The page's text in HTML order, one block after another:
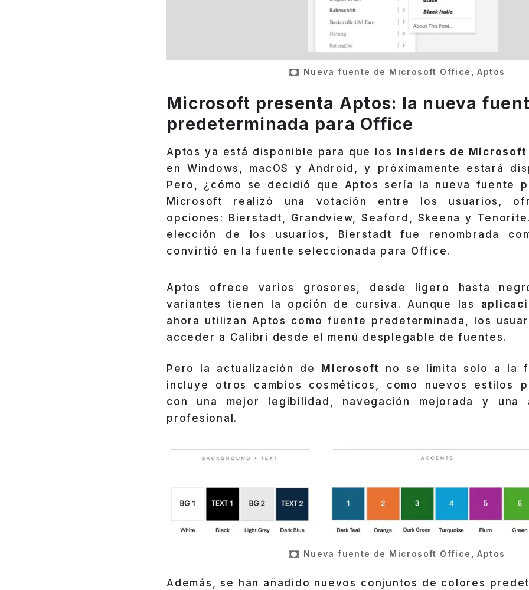
Nueva fuente de Microsoft Office, Aptos
Microsoft presenta Aptos: la nueva
predeterminada para Office
Aptos ya está disponible para que los
Insiders de Microsoft
en Windows, macOS y Android, y próximamente estará
Pero, ¿cómo se decidió que Aptos sería la nueva fuente
Microsoft realizó una votación entre los usuarios,
opciones: Bierstadt, Grandview, Seaford, Skeena y
elección de los usuarios, Bierstadt fue renombrada
convirtió en la fuente seleccionada para Office.
Aptos ofrece varios grosores, desde ligero hasta
variantes tienen la opción de cursiva. Aunque las
ahora utilizan Aptos como fuente predeterminada, los
acceder a Calibri desde el menú desplegable de fuentes.
Pero la actualización de Microsoft no se limita solo a la
incluye otros cambios cosméticos, como nuevos estilos
con una mejor legibilidad, navegación mejorada y una
profesional.
Nueva fuente de Microsoft Office, Aptos
Además, se han añadido nuevos conjuntos de colores